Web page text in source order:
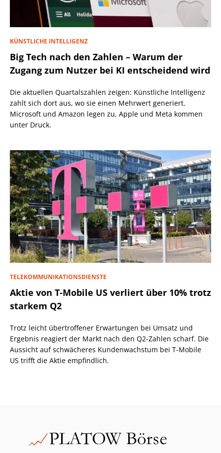
KÜNSTLICHE INTELLIGENZ
Big Tech nach den Zahlen – Warum der
Zugang zum Nutzer bei KI entscheidend wird
Die aktuellen Quartalszahlen zeigen: Künstliche Intelligenz
zahlt sich dort aus, wo sie einen Mehrwert generiert.
Microsoft und Amazon legen zu, Apple und Meta kommen
unter Druck.
TELEKOMMUNIKATIONSDIENSTE
Aktie von T-Mobile US verliert über 10% trotz
starkem Q2
Trotz leicht übertroffener Erwartungen bei Umsatz und
Ergebnis reagiert der Markt nach den Q2-Zahlen scharf. Die
Aussicht auf schwächeres Kundenwachstum bei T-Mobile
US trifft die Aktie empfindlich.